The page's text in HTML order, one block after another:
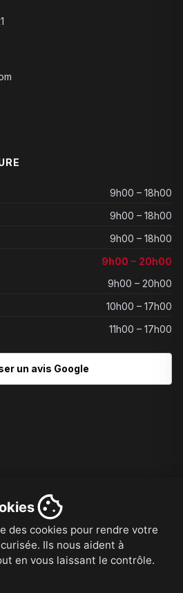
des cookies pour rendre votre
Ils nous aident à
en vous laissant le contrôle.
9h00 – 18h00
9h00 – 18h00
9h00 – 18h00
9h00 – 20h00
9h00 – 20h00
10h00 – 17h00
11h00 – 17h00
un avis Google